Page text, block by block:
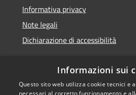
Informativa privacy
Note legali
Dichiarazione di accessibilità
RSS
Informazioni sui
Questo sito web utilizza cookie tecnici e
necessari al corretto funzionamento e